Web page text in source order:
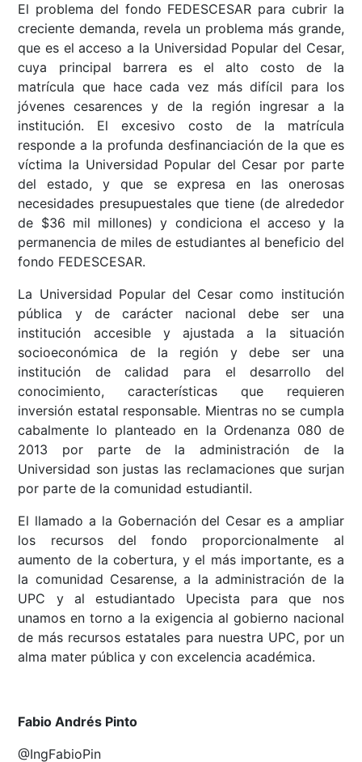
El problema del fondo FEDESCESAR para cubrir la
creciente demanda, revela un problema más grande,
que es el acceso a la Universidad Popular del Cesar,
cuya principal barrera es el alto costo de la
matrícula que hace cada vez más difícil para los
jóvenes cesarences y de la región ingresar a la
institución. El excesivo costo de la matrícula
responde a la profunda desfinanciación de la que es
víctima la Universidad Popular del Cesar por parte
del estado, y que se expresa en las onerosas
necesidades presupuestales que tiene (de alrededor
de $36 mil millones) y condiciona el acceso y la
permanencia de miles de estudiantes al beneficio del
fondo FEDESCESAR.
La Universidad Popular del Cesar como institución
pública y de carácter nacional debe ser una
institución accesible y ajustada a la situación
socioeconómica de la región y debe ser una
institución de calidad para el desarrollo del
conocimiento, características que requieren
inversión estatal responsable. Mientras no se cumpla
cabalmente lo planteado en la Ordenanza 080 de
2013 por parte de la administración de la
Universidad son justas las reclamaciones que surjan
por parte de la comunidad estudiantil.
El llamado a la Gobernación del Cesar es a ampliar
los recursos del fondo proporcionalmente al
aumento de la cobertura, y el más importante, es a
la comunidad Cesarense, a la administración de la
UPC y al estudiantado Upecista para que nos
unamos en torno a la exigencia al gobierno nacional
de más recursos estatales para nuestra UPC, por un
alma mater pública y con excelencia académica.
Fabio Andrés Pinto
@IngFabioPin